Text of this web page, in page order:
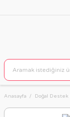
Anasayfa Doğal